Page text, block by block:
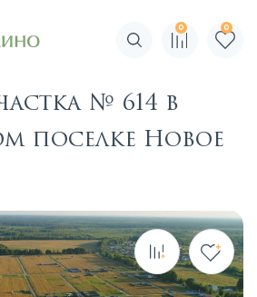
Поиск по сайту
0 0
№ 614 в
поселке Новое